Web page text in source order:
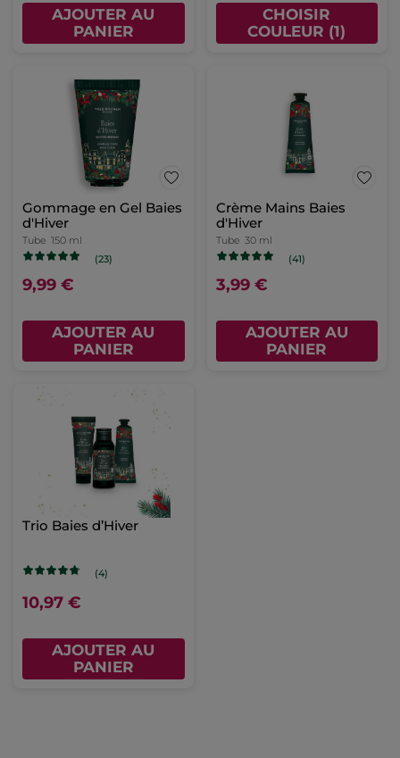
AJOUTER AU
PANIER
CHOISIR
COULEUR (1)
Gommage en Gel Baies
d'Hiver
Tube 150 ml
(23)
9,99 €
AJOUTER AU
PANIER
Crème Mains Baies
d'Hiver
Tube 30 ml
(41)
3,99 €
AJOUTER AU
PANIER
Trio Baies d’Hiver
(4)
10,97 €
AJOUTER AU
PANIER